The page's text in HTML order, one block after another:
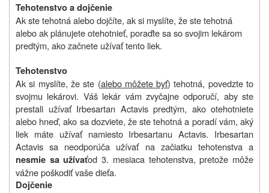
Tehotenstvo a dojčenie
Ak ste tehotná alebo dojčíte, ak si myslíte, že ste tehotná
alebo ak plánujete otehotnieť, poraďte sa so svojim lekárom
predtým, ako začnete užívať tento liek.
Tehotenstvo
Ak si myslíte, že ste (alebo môžete byť) tehotná, povedzte to
svojmu lekárovi. Váš lekár vám zvyčajne odporučí, aby ste
prestali užívať Irbesartan Actavis predtým, ako otehotniete
alebo hneď, ako sa dozviete, že ste tehotná a poradí vám, aký
liek máte užívať namiesto Irbesartanu Actavis. Irbesartan
Actavis sa neodporúča užívať na začiatku tehotenstva a
nesmie sa užívaťod 3. mesiaca tehotenstva, pretože môže
vážne poškodiť vaše dieťa.
Dojčenie